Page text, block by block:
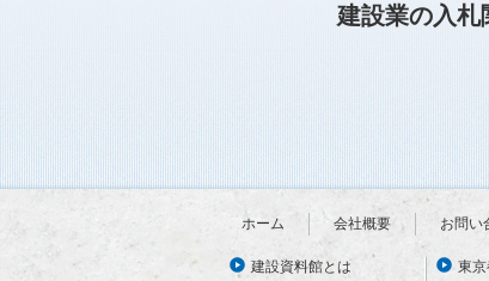
建設業の入札
ホーム 会社概要 お問い
建設資料館とは 東